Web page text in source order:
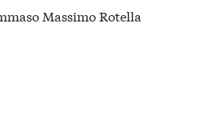
Massimo Rotella